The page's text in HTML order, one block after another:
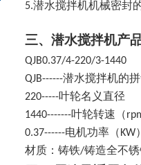
5.潜水搅拌机机械密封
三、潜水搅拌机产
QJB0.37/4-220/3-1440
QJB------潜水搅拌机的
220-----叶轮名义直径
1440-------叶轮转速（
0.37------电机功率（KW
材质：铸铁/铸造全不